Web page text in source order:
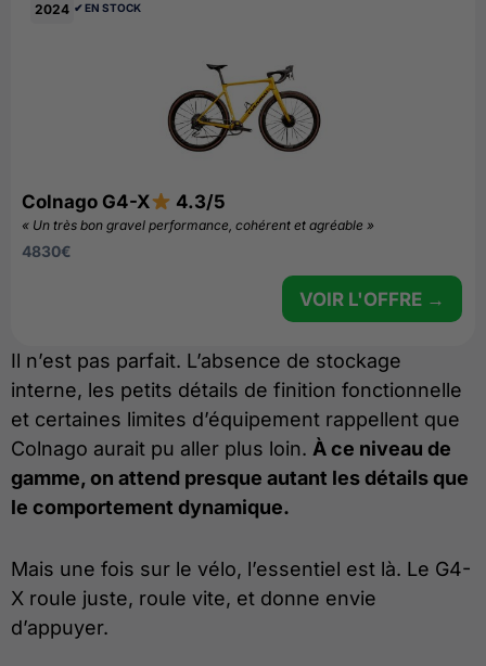
2024 ✔︎ EN STOCK
Colnago G4-X 4.3/5
« Un très bon gravel performance, cohérent et agréable »
4830€
VOIR L'OFFRE →
Il n’est pas parfait. L’absence de stockage
interne, les petits détails de finition fonctionnelle
et certaines limites d’équipement rappellent que
Colnago aurait pu aller plus loin. À ce niveau de
gamme, on attend presque autant les détails que
le comportement dynamique.
Mais une fois sur le vélo, l’essentiel est là. Le G4-
X roule juste, roule vite, et donne envie
d’appuyer.